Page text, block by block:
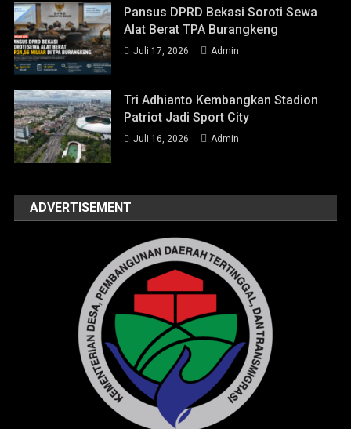
Pansus DPRD Bekasi Soroti Sewa
Alat Berat TPA Burangkeng
Juli 17, 2026 Admin
Tri Adhianto Kembangkan Stadion
Patriot Jadi Sport City
Juli 16, 2026 Admin
ADVERTISEMENT